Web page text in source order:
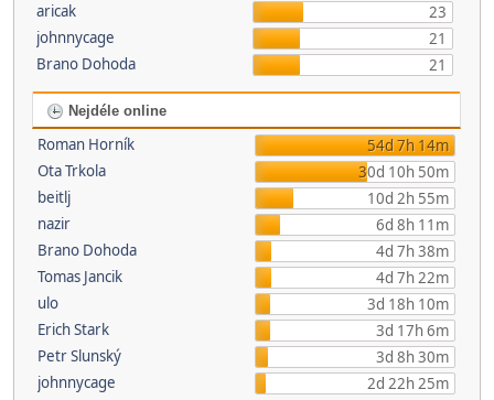
aricak
23
johnnycage
21
Brano Dohoda
21
Nejdéle online
Roman Horník
54d 7h 14m
Ota Trkola
30d 10h 50m
beitlj
10d 2h 55m
nazir
6d 8h 11m
Brano Dohoda
4d 7h 38m
Tomas Jancik
4d 7h 22m
ulo
3d 18h 10m
Erich Stark
3d 17h 6m
Petr Slunský
3d 8h 30m
johnnycage
2d 22h 25m